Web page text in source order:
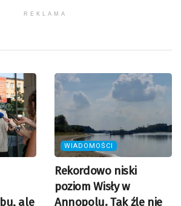
REKLAMA
ale
WIADOMOŚCI
Rekordowo niski
poziom Wisły w
Annopolu. Tak źle nie